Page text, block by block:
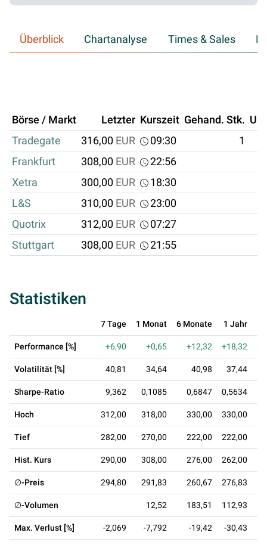
Überblick Chartanalyse Times & Sales
Börse / Markt Letzter Kurszeit Gehand. Stk.
Tradegate
316,00 EUR 09:30
1
Frankfurt
308,00 EUR
22:56
Xetra
300,00 EUR
18:30
L&S
310,00 EUR
23:00
Quotrix
312,00 EUR
07:27
Stuttgart
308,00 EUR 21:55
Statistiken
7 Tage 1 Monat 6 Monate 1 Jahr
Performance [%] +6,90 +0,65 +12,32 +18,32
Volatilität [%] 40,81 34,64 40,98 37,44
Sharpe-Ratio 9,362 0,1085 0,6847 0,5634
Hoch 312,00 318,00 330,00 330,00
Tief 282,00 270,00 222,00 222,00
Hist. Kurs 290,00 308,00 276,00 262,00
∅-Preis 294,80 291,83 260,67 276,83
∅-Volumen 12,52 183,51 112,93
Max. Verlust [%] -2,069 -7,792 -19,42 -30,43